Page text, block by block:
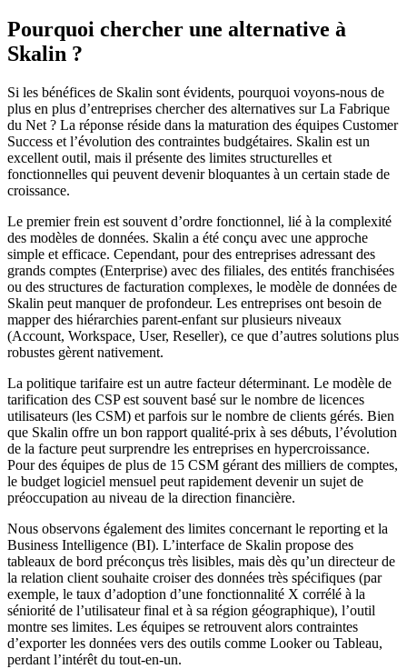
Pourquoi chercher une alternative à
Skalin ?
Si les bénéfices de Skalin sont évidents, pourquoi voyons-nous de
plus en plus d’entreprises chercher des alternatives sur La Fabrique
du Net ? La réponse réside dans la maturation des équipes Customer
Success et l’évolution des contraintes budgétaires. Skalin est un
excellent outil, mais il présente des limites structurelles et
fonctionnelles qui peuvent devenir bloquantes à un certain stade de
croissance.
Le premier frein est souvent d’ordre fonctionnel, lié à la complexité
des modèles de données. Skalin a été conçu avec une approche
simple et efficace. Cependant, pour des entreprises adressant des
grands comptes (Enterprise) avec des filiales, des entités franchisées
ou des structures de facturation complexes, le modèle de données de
Skalin peut manquer de profondeur. Les entreprises ont besoin de
mapper des hiérarchies parent-enfant sur plusieurs niveaux
(Account, Workspace, User, Reseller), ce que d’autres solutions plus
robustes gèrent nativement.
La politique tarifaire est un autre facteur déterminant. Le modèle de
tarification des CSP est souvent basé sur le nombre de licences
utilisateurs (les CSM) et parfois sur le nombre de clients gérés. Bien
que Skalin offre un bon rapport qualité-prix à ses débuts, l’évolution
de la facture peut surprendre les entreprises en hypercroissance.
Pour des équipes de plus de 15 CSM gérant des milliers de comptes,
le budget logiciel mensuel peut rapidement devenir un sujet de
préoccupation au niveau de la direction financière.
Nous observons également des limites concernant le reporting et la
Business Intelligence (BI). L’interface de Skalin propose des
tableaux de bord préconçus très lisibles, mais dès qu’un directeur de
la relation client souhaite croiser des données très spécifiques (par
exemple, le taux d’adoption d’une fonctionnalité X corrélé à la
séniorité de l’utilisateur final et à sa région géographique), l’outil
montre ses limites. Les équipes se retrouvent alors contraintes
d’exporter les données vers des outils comme Looker ou Tableau,
perdant l’intérêt du tout-en-un.